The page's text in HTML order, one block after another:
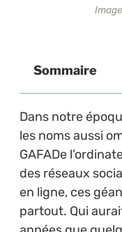
Sommaire
Dans notre
les noms aussi
GAFADe
des réseaux
en ligne, ces
partout. Qui